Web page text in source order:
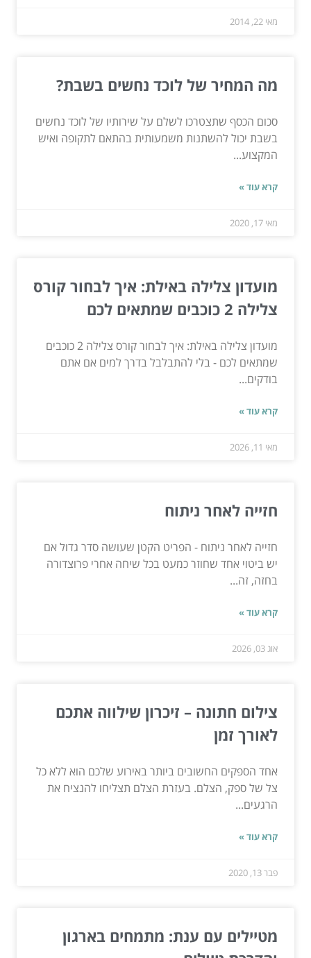
מאי 22, 2014
מה המחיר של לוכד נחשים בשבת?
סכום הכסף שתצטרכו לשלם על שירותיו של לוכד נחשים
בשבת יכול להשתנות משמעותית בהתאם לתקופה ואיש
המקצוע...
קרא עוד »
מאי 17, 2020
מועדון צלילה באילת: איך לבחור קורס
צלילה 2 כוכבים שמתאים לכם
מועדון צלילה באילת: איך לבחור קורס צלילה 2 כוכבים
שמתאים לכם - בלי להתבלבל בדרך למים אם אתם
בודקים...
קרא עוד »
מאי 11, 2026
חזייה לאחר ניתוח
חזייה לאחר ניתוח - הפריט הקטן שעושה סדר גדול אם
יש ביטוי אחד שחוזר כמעט בכל שיחה אחרי פרוצדורה
בחזה, זה...
קרא עוד »
אוג 03, 2026
צילום חתונה – זיכרון שילווה אתכם
לאורך זמן
אחד הספקים החשובים ביותר באירוע שלכם הוא ללא כל
צל של ספק, הצלם. בעזרת הצלם תצליחו להנציח את
הרגעים...
קרא עוד »
פבר 13, 2020
מטיילים עם ענת: מתמחים בארגון